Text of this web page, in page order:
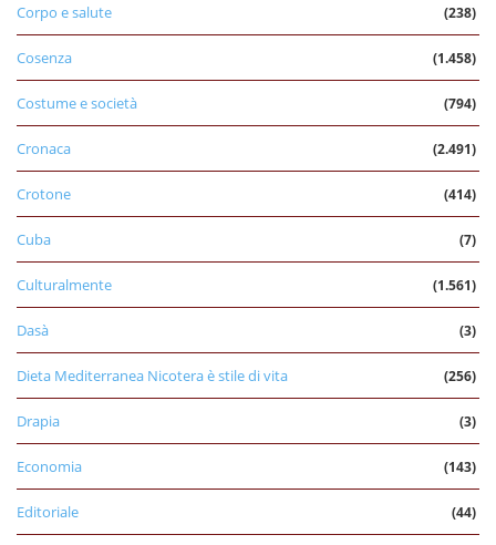
Corpo e salute (238)
Cosenza (1.458)
Costume e società (794)
Cronaca (2.491)
Crotone (414)
Cuba (7)
Culturalmente (1.561)
Dasà (3)
Dieta Mediterranea Nicotera è stile di vita (256)
Drapia (3)
Economia (143)
Editoriale (44)